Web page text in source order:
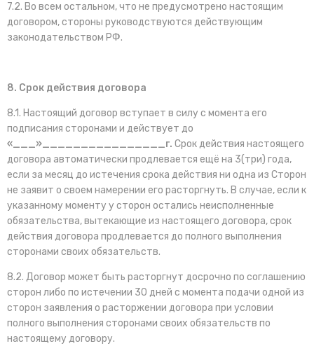
7.2. Во всем остальном, что не предусмотрено настоящим
договором, стороны руководствуются действующим
законодательством РФ.
8. Срок действия договора
8.1. Настоящий договор вступает в силу с момента его
подписания сторонами и действует до
«___»________________г. Срок действия настоящего
договора автоматически продлевается ещё на 3(три) года,
если за месяц до истечения срока действия ни одна из Сторон
не заявит о своем намерении его расторгнуть. В случае, если к
указанному моменту у сторон остались неисполненные
обязательства, вытекающие из настоящего договора, срок
действия договора продлевается до полного выполнения
сторонами своих обязательств.
8.2. Договор может быть расторгнут досрочно по соглашению
сторон либо по истечении 30 дней с момента подачи одной из
сторон заявления о расторжении договора при условии
полного выполнения сторонами своих обязательств по
настоящему договору.